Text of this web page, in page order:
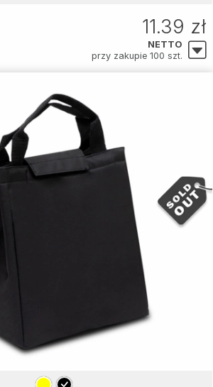
11.39 zł
NETTO
przy zakupie 100 szt.